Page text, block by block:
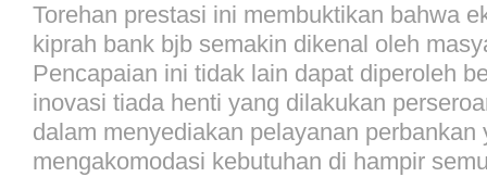
Torehan prestasi ini membuktikan bahwa
kiprah bank bjb semakin dikenal oleh
Pencapaian ini tidak lain dapat diperoleh
inovasi tiada henti yang dilakukan
dalam menyediakan pelayanan perbankan
mengakomodasi kebutuhan di hampir